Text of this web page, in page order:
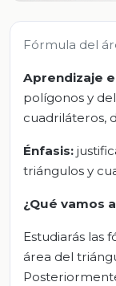
Fórmula del
Aprendizaje
polígonos y
cuadriláteros,
Énfasis:
triángulos y
¿Qué vamos
Estudiarás las
área del